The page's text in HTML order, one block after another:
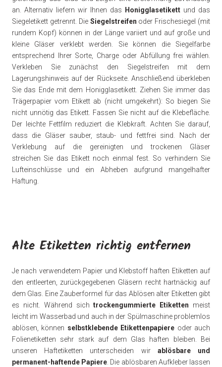
an. Alternativ liefern wir Ihnen das
Honigglasetikett und das
Siegeletikett getrennt. Die Siegelstreifen oder Frischesiegel (mit
rundem Kopf) können in der Länge variiert und auf große und
kleine Gläser verklebt werden. Sie können die Siegelfarbe
entsprechend Ihrer Sorte, Charge oder Abfüllung frei wählen.
Verkleben Sie zunächst den Siegelstreifen mit dem
Lagerungshinweis auf der Rückseite. Anschließend überkleben
Sie das Ende mit dem Honigglasetikett. Ziehen Sie immer das
Trägerpapier vom Etikett ab (nicht umgekehrt): So biegen Sie
nicht unnötig das Etikett. Fassen Sie nicht auf die Klebefläche.
Der leichte Fettfilm reduziert die Klebkraft. Achten Sie darauf,
dass die Gläser sauber, staub- und fettfrei sind. Nach der
Verklebung auf die gereinigten und trockenen Gläser
streichen Sie das Etikett noch einmal fest. So verhindern Sie
Lufteinschlüsse und ein Abheben aufgrund mangelhafter
Haftung.
Alte Etiketten richtig entfernen
Je nach verwendetem Papier und Klebstoff haften Etiketten auf
den entleerten, zurückgegebenen Gläsern recht hartnäckig auf
dem Glas. Eine Zauberformel für das Ablösen alter Etiketten gibt
es nicht. Während sichtrockengummierte Etiketten meist
leicht im Wasserbad und auch in der Spülmaschine problemlos
ablösen, können selbstklebende Etikettenpapiere oder auch
Folienetiketten sehr stark auf dem Glas haften bleiben. Bei
unseren Haftetiketten unterscheiden wir ablösbare und
permanent-haftende Papiere. Die ablösbaren Aufkleber lassen